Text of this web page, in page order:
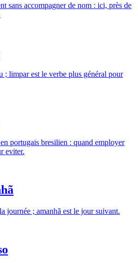
sans accompagner de nom : ici, près de
; limpar est le verbe plus général pour
portugais bresilien : quand employer
eviter.
journée ; amanhã est le jour suivant.